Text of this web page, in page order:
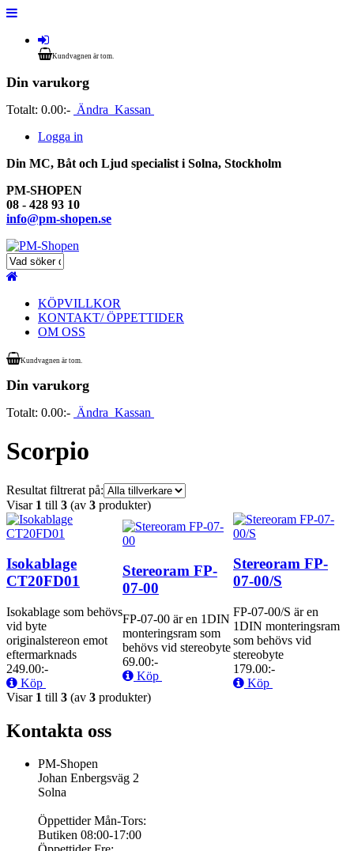
Kundvagnen är tom.
Din varukorg
Totalt: 0.00:- Ändra Kassan
Logga in
Din MC, Båt och Ljud specialist i Solna, Stockholm
PM-SHOPEN
08 - 428 93 10
info@pm-shopen.se
KÖPVILLKOR
KONTAKT/ ÖPPETTIDER
OM OSS
Kundvagnen är tom.
Din varukorg
Totalt: 0.00:- Ändra Kassan
Scorpio
Resultat filtrerat på:
Visar 1 till 3 (av 3 produkter)
Isokablage
CT20FD01
Isokablage som behövs
vid byte
originalstereon emot
eftermarknads
249.00:-
Köp
Stereoram FP-
07-00
FP-07-00 är en 1DIN
monteringsram som
behövs vid stereobyte
69.00:-
Köp
Stereoram FP-
07-00/S
FP-07-00/S är en
1DIN monteringsram
som behövs vid
stereobyte
179.00:-
Köp
Visar 1 till 3 (av 3 produkter)
Kontakta oss
PM-Shopen
Johan Enbergsväg 2
Solna
Öppettider Mån-Tors:
Butiken 08:00-17:00